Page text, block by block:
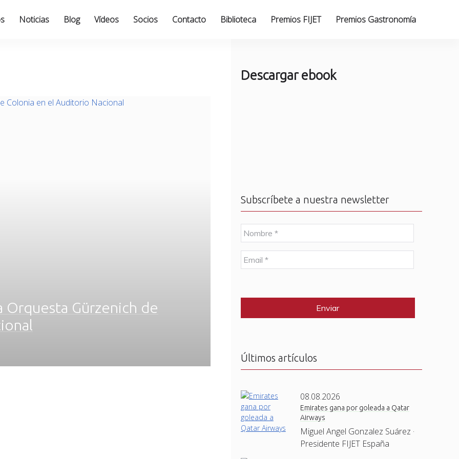
Noticias Blog Vídeos Socios Contacto Biblioteca Premios FIJET Premios Gastronomía
Gürzenich de
Descargar ebook
Subscríbete a nuestra newsletter
N
o
m
b
r
E
m
l
Últimos artículos
08.08.2026
Emirates gana por goleada a Qatar
Airways
Miguel Angel Gonzalez Suárez ·
Presidente FIJET España